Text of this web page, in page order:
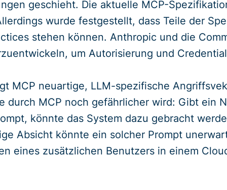
geschieht. Die aktuelle MCP-
wurde festgestellt, dass Teile der
stehen können. Anthropic und die
um Autorisierung und
MCP neuartige, LLM-spezifische
durch MCP noch gefährlicher wird: Gibt ein
könnte das System dazu gebracht
Absicht könnte ein solcher Prompt
eines zusätzlichen Benutzers in einem